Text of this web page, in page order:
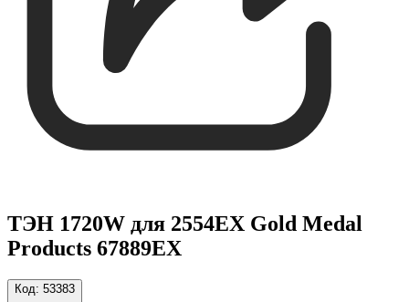
ТЭН 1720W для 2554EX Gold Medal
Products 67889EX
Код: 53383